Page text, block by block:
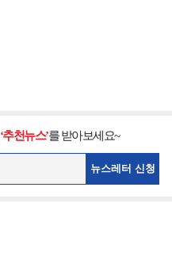
‘추천뉴스’를 받아보세요~
뉴스레터 신청